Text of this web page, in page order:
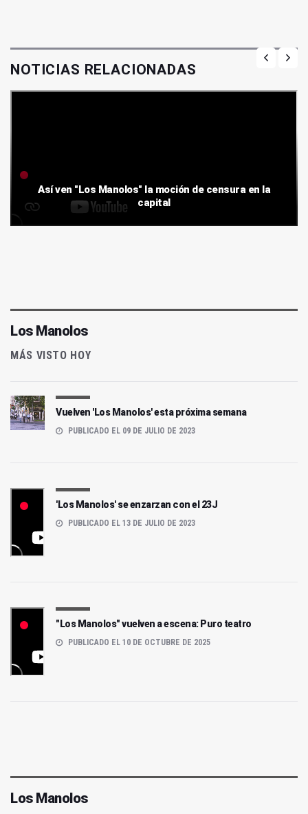
NOTICIAS RELACIONADAS
Así ven "Los Manolos" la moción de censura en la
capital
Los Manolos
MÁS VISTO HOY
Vuelven 'Los Manolos' esta próxima semana
PUBLICADO EL 09 DE JULIO DE 2023
'Los Manolos' se enzarzan con el 23J
PUBLICADO EL 13 DE JULIO DE 2023
"Los Manolos" vuelven a escena: Puro teatro
PUBLICADO EL 10 DE OCTUBRE DE 2025
Los Manolos